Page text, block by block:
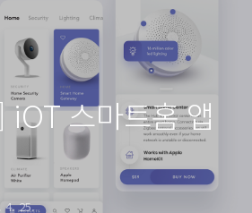
스마트홈 앱
4. 25.